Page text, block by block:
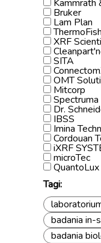
Kammrath
Bruker
Lam Plan
XRF
SITA
OMT
Mitcorp
Spectruma
Dr.
IBSS
Imina
Cordouan
iXRF
microTec
QuantoLux
Tagi:
badania in-
badania